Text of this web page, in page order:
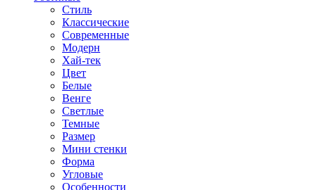
Стиль
Классические
Современные
Модерн
Хай-тек
Цвет
Белые
Венге
Светлые
Темные
Размер
Мини стенки
Форма
Угловые
Особенности